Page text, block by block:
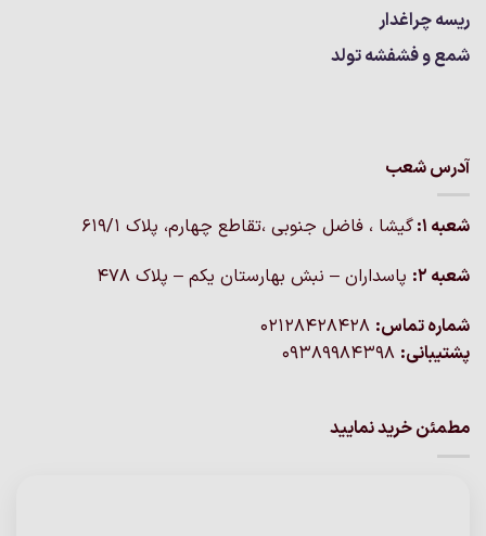
ریسه چراغدار
شمع و فشفشه تولد
آدرس شعب
شعبه 1:
گيشا ، فاضل جنوبی ،تقاطع چهارم، پلاک 619/1
شعبه 2:
پاسداران – نبش بهارستان یکم – پلاک ۴۷۸
شماره تماس:
پشتیبانی:
مطمئن خرید نمایید